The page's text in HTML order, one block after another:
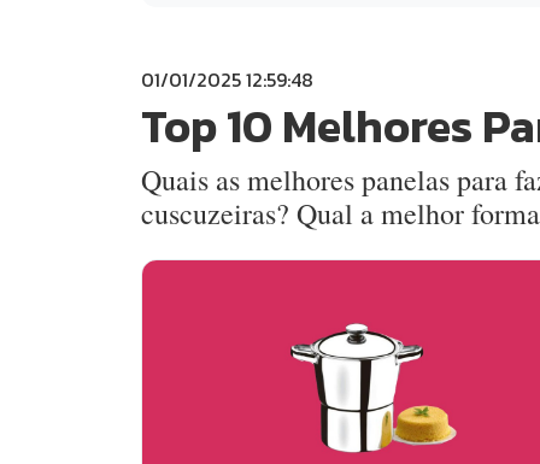
01/01/2025 12:59:48
Top 10 Melhores
Quais as melhores panelas para
cuscuzeiras? Qual a melhor